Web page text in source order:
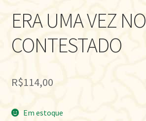
ERA UMA VEZ NO
CONTESTADO
R$114,00
Em estoque